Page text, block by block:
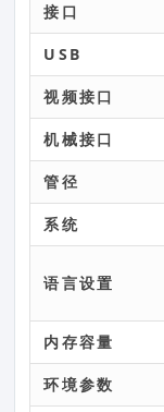
接口
USB
视频接口
机械接口
管径
系统
语言设置
内存容量
环境参数